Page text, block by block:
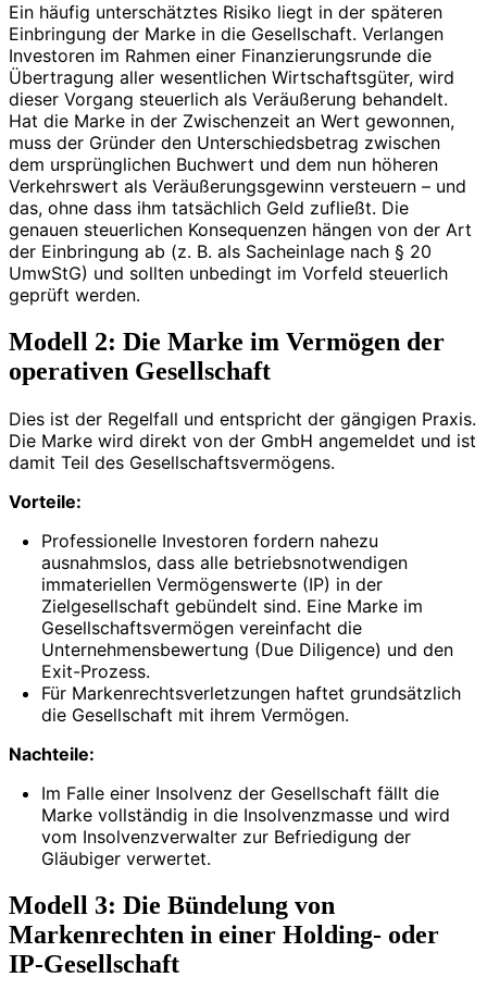
Ein häufig unterschätztes Risiko liegt in der späteren
Einbringung der Marke in die Gesellschaft. Verlangen
Investoren im Rahmen einer Finanzierungsrunde die
Übertragung aller wesentlichen Wirtschaftsgüter, wird
dieser Vorgang steuerlich als Veräußerung behandelt.
Hat die Marke in der Zwischenzeit an Wert gewonnen,
muss der Gründer den Unterschiedsbetrag zwischen
dem ursprünglichen Buchwert und dem nun höheren
Verkehrswert als Veräußerungsgewinn versteuern – und
das, ohne dass ihm tatsächlich Geld zufließt. Die
genauen steuerlichen Konsequenzen hängen von der Art
der Einbringung ab (z. B. als Sacheinlage nach § 20
UmwStG) und sollten unbedingt im Vorfeld steuerlich
geprüft werden.
Modell 2: Die Marke im Vermögen der
operativen Gesellschaft
Dies ist der Regelfall und entspricht der gängigen Praxis.
Die Marke wird direkt von der GmbH angemeldet und ist
damit Teil des Gesellschaftsvermögens.
Vorteile:
Professionelle Investoren fordern nahezu
ausnahmslos, dass alle betriebsnotwendigen
immateriellen Vermögenswerte (IP) in der
Zielgesellschaft gebündelt sind. Eine Marke im
Gesellschaftsvermögen vereinfacht die
Unternehmensbewertung (Due Diligence) und den
Exit-Prozess.
Für Markenrechtsverletzungen haftet grundsätzlich
die Gesellschaft mit ihrem Vermögen.
Nachteile:
Im Falle einer Insolvenz der Gesellschaft fällt die
Marke vollständig in die Insolvenzmasse und wird
vom Insolvenzverwalter zur Befriedigung der
Gläubiger verwertet.
Modell 3: Die Bündelung von
Markenrechten in einer Holding- oder
IP-Gesellschaft